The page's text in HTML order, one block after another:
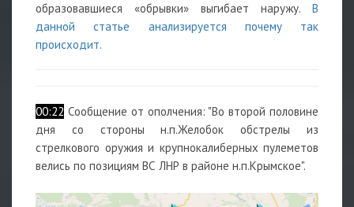
образовавшиеся «обрывки» выгибает наружу. В
данной статье анализируется почему так
происходит.
00:22 Сообщение от ополчения: "Во второй половине
дня со стороны н.п.Желобок обстрелы из
стрелкового оружия и крупнокалиберных пулеметов
велись по позициям ВС ЛНР в районе н.п.Крымское".